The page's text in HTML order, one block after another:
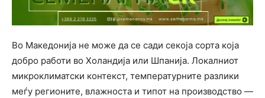
Во Македонија не може да се сади секоја сорта која
добро работи во Холандија или Шпанија. Локалниот
микроклиматски контекст, температурните разлики
меѓу регионите, влажноста и типот на производство —